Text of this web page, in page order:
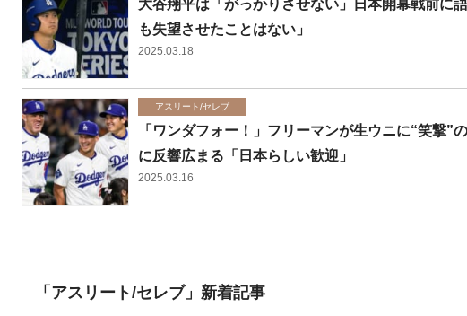
大谷翔平は「がっかりさせない」日本開幕戦前
も失望させたことはない」
2025.03.18
アスリート/セレブ
「ワンダフォー！」フリーマンが生ウニに“笑撃
に反響広まる「日本らしい歓迎」
2025.03.16
「アスリート/セレブ」新着記事